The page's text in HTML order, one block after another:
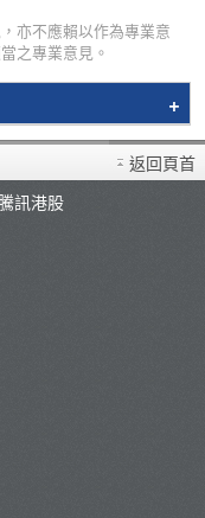
亦不應賴以作為專業意
之專業意見。
返回頁首
騰訊港股